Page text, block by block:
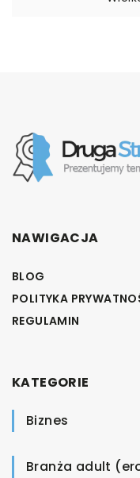
NAWIGACJA
BLOG
POLITYKA
REGULAMIN
KATEGORIE
Biznes
Branża adult